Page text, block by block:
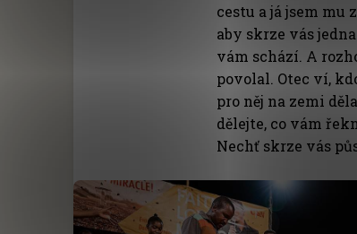
cestu a já jsem mu
aby skrze vás
vám schází. A
povolal. Otec ví,
pro něj na zemi
dělejte, co vám
Nechť skrze vás